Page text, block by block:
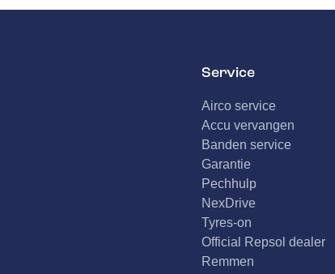
Service
Airco service
Accu vervangen
Banden service
Garantie
Pechhulp
NexDrive
Tyres-on
Official Repsol dealer
Remmen